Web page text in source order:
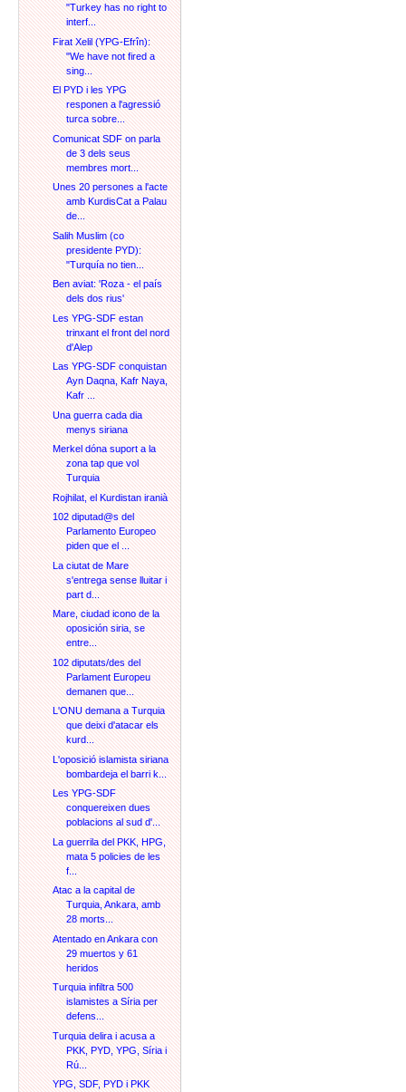
"Turkey has no right to
interf...
Firat Xelil (YPG-Efrîn):
"We have not fired a
sing...
El PYD i les YPG
responen a l'agressió
turca sobre...
Comunicat SDF on parla
de 3 dels seus
membres mort...
Unes 20 persones a l'acte
amb KurdisCat a Palau
de...
Salih Muslim (co
presidente PYD):
"Turquía no tien...
Ben aviat: 'Roza - el país
dels dos rius'
Les YPG-SDF estan
trinxant el front del nord
d'Alep
Las YPG-SDF conquistan
Ayn Daqna, Kafr Naya,
Kafr ...
Una guerra cada dia
menys siriana
Merkel dóna suport a la
zona tap que vol
Turquia
Rojhilat, el Kurdistan iranià
102 diputad@s del
Parlamento Europeo
piden que el ...
La ciutat de Mare
s'entrega sense lluitar i
part d...
Mare, ciudad icono de la
oposición siria, se
entre...
102 diputats/des del
Parlament Europeu
demanen que...
L'ONU demana a Turquia
que deixi d'atacar els
kurd...
L'oposició islamista siriana
bombardeja el barri k...
Les YPG-SDF
conquereixen dues
poblacions al sud d'...
La guerrila del PKK, HPG,
mata 5 policies de les
f...
Atac a la capital de
Turquia, Ankara, amb
28 morts...
Atentado en Ankara con
29 muertos y 61
heridos
Turquia infiltra 500
islamistes a Síria per
defens...
Turquia delira i acusa a
PKK, PYD, YPG, Síria i
Rú...
YPG, SDF, PYD i PKK